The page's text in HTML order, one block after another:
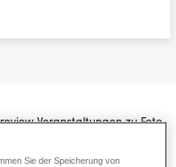
Veranstaltungen zu Foto-
wir Sie hierüber in einem
Sie der Speicherung von